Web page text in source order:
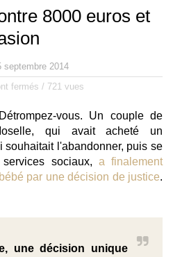
8000 euros et
septembre 2014
fermés / 721 vues
vous. Un couple de
qui avait acheté un
souhaitait l'abandonner, puis se
sociaux, a finalement
par une décision de justice.
une décision unique